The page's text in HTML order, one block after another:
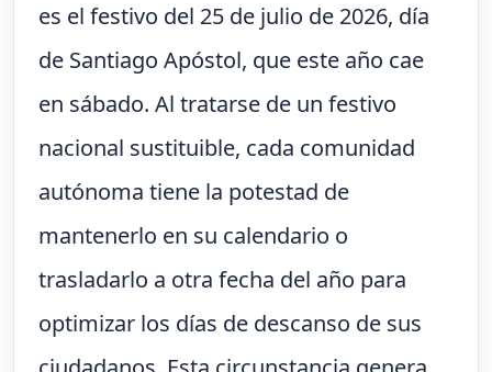
es el festivo del 25 de julio de 2026, día
de Santiago Apóstol, que este año cae
en sábado. Al tratarse de un festivo
nacional sustituible, cada comunidad
autónoma tiene la potestad de
mantenerlo en su calendario o
trasladarlo a otra fecha del año para
optimizar los días de descanso de sus